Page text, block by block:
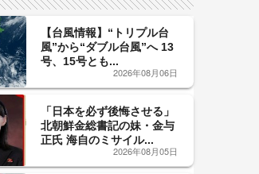
【台風情報】“トリプル台
風”から“ダブル台風”へ 13
号、15号とも...
2026年08月06日
「日本を必ず後悔させる」
北朝鮮金総書記の妹・金与
正氏 海自のミサイル...
2026年08月05日